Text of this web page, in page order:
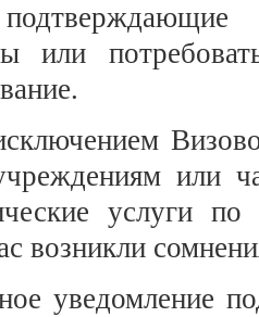
или
или
услуги по
возникли
уведомление